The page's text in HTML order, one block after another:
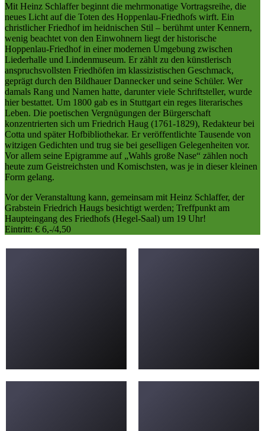
Mit Heinz Schlaffer beginnt die mehrmonatige Vortragsreihe, die
neues Licht auf die Toten des Hoppenlau-Friedhofs wirft. Ein
christlicher Friedhof im heidnischen Stil – berühmt unter Kennern,
wenig beachtet von den Einwohnern liegt der historische
Hoppenlau-Friedhof in einer modernen Umgebung zwischen
Liederhalle und Lindenmuseum. Er zählt zu den künstlerisch
anspruchsvollsten Friedhöfen im klassizistischen Geschmack,
geprägt durch den Bildhauer Dannecker und seine Schüler. Wer
damals Rang und Namen hatte, darunter viele Schriftsteller, wurde
hier bestattet. Um 1800 gab es in Stuttgart ein reges literarisches
Leben. Die poetischen Vergnügungen der Bürgerschaft
konzentrierten sich um Friedrich Haug (1761-1829), Redakteur bei
Cotta und später Hofbibliothekar. Er veröffentlichte Tausende von
witzigen Gedichten und trug sie bei geselligen Gelegenheiten vor.
Vor allem seine Epigramme auf „Wahls große Nase“ zählen noch
heute zum Geistreichsten und Komischsten, was je in dieser kleinen
Form gelang.
Vor der Veranstaltung kann, gemeinsam mit Heinz Schlaffer, der
Grabstein Friedrich Haugs besichtigt werden; Treffpunkt am
Haupteingang des Friedhofs (Hegel-Saal) um 19 Uhr!
Eintritt: € 6,-/4,50